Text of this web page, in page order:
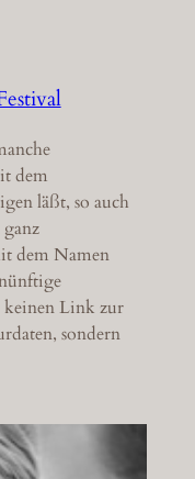
dem
läßt, so auch
ganz
dem Namen
keinen Link zur
sondern